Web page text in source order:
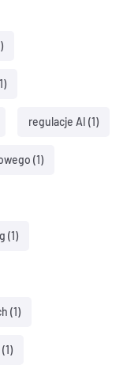
regulacje AI (1)
(1)
(1)
(1)
(1)